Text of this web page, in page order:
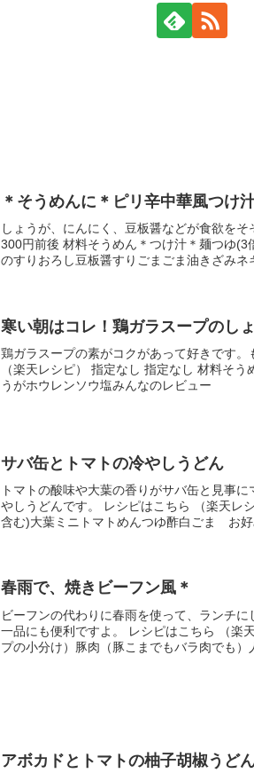
＊そうめんに＊ピリ辛中華風つけ
しょうが、にんにく、豆板醤などが食欲を
300円前後 材料そうめん＊つけ汁＊麺つゆ(3
のすりおろし豆板醤すりごまごま油きざみネ
寒い朝はコレ！鶏ガラスープのし
鶏ガラスープの素がコクがあって好きです
（楽天レシピ） 指定なし 指定なし 材料そ
うがホウレンソウ塩みんなのレビュー
サバ缶とトマトの冷やしうどん
トマトの酸味や大葉の香りがサバ缶と見事
やしうどんです。 レシピはこちら （楽天レ
含む)大葉ミニトマトめんつゆ酢白ごま お好
春雨で、焼きビーフン風＊
ビーフンの代わりに春雨を使って、ランチ
一品にも便利ですよ。 レシピはこちら （楽
プの小分け）豚肉（豚こまでもバラ肉でも）
アボカドとトマトの柚子胡椒うど